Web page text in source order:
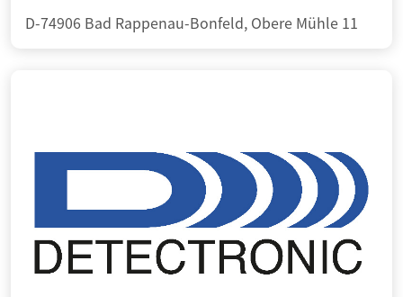
D-74906 Bad Rappenau-Bonfeld, Obere Mühle 11